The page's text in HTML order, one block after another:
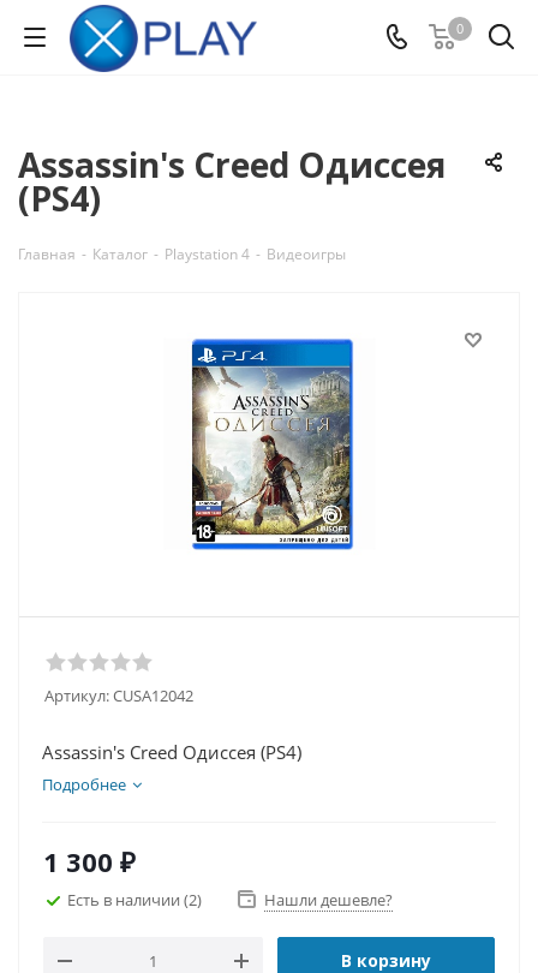
0
Assassin's Creed Одиссея
(PS4)
Главная - Каталог - Playstation 4 - Видеоигры
Артикул:CUSA12042
Assassin's Creed Одиссея (PS4)
Подробнее
1 300 ₽
Есть в наличии (2) Нашли дешевле?
В корзину